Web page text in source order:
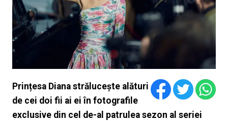
Prințesa Diana strălucește alături
de cei doi fii ai ei în fotografile
exclusive din cel de-al patrulea sezon al seriei